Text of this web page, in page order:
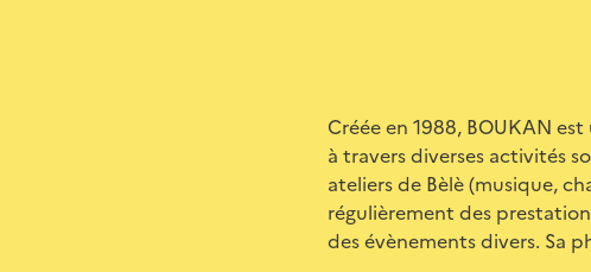
Créée en 1988, BOUKAN
à travers diverses activités
ateliers de Bèlè (musique,
régulièrement des
des évènements divers. Sa